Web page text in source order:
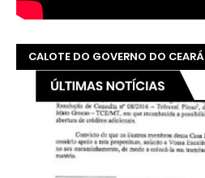
CALOTE DO GOVERNO DO CEARÁ